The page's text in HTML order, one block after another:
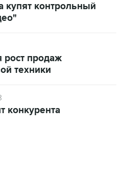
купят контрольный
рост продаж
техники
конкурента